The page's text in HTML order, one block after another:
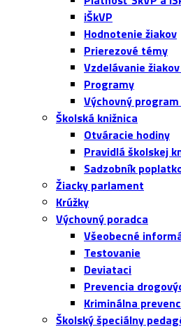
iŠkVP
Hodnotenie žiakov
Prierezové témy
Vzdelávanie žiakov
Programy
Výchovný program
Školská knižnica
Otváracie hodiny
Pravidlá školskej
Sadzobník
Žiacky parlament
Krúžky
Výchovný poradca
Všeobecné
Testovanie
Deviataci
Prevencia
Kriminálna
Školský špeciálny